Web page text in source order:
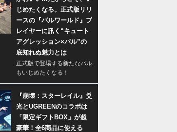
じめたくなる。正式版リリ
ースの『パルワールド』プ
レイヤーに訊く“キュート
アグレッション×パル”の
底知れぬ魅力とは
正式版で登場する新たなパル
もいじめたくなる！
『崩壊：スターレイル』爻
光とUGREENのコラボは
「限定ギフトBOX」が超
豪華！全6商品に使える